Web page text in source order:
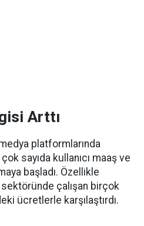
Arttı
platformlarında
çok sayıda kullanıcı maaş ve
başladı. Özellikle
çalışan birçok
ücretlerle karşılaştırdı.